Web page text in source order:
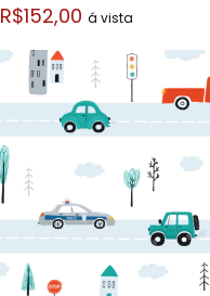
R$152,00 á vista